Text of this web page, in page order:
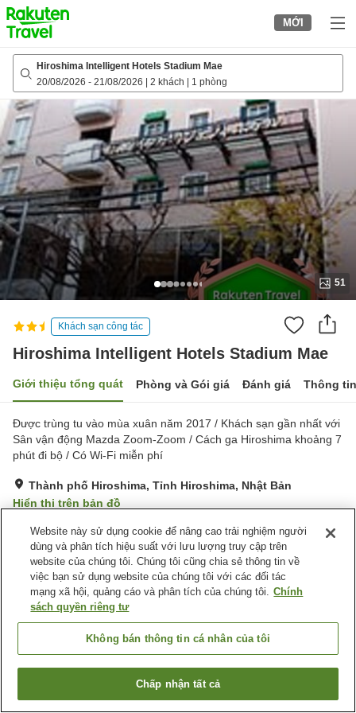
to
top
page
MỚI
Hiroshima Intelligent Hotels Stadium Mae
20/08/2026 - 21/08/2026 2 khách 1 phòng
51
Khách sạn công tác
Hiroshima Intelligent Hotels Stadium Mae
Giới thiệu tổng quát Phòng và Gói giá Đánh giá Thông
Được trùng tu vào mùa xuân năm 2017 / Khách sạn gần nhất với
Sân vận động Mazda Zoom-Zoom / Cách ga Hiroshima khoảng 7
phút đi bộ / Có Wi-Fi miễn phí
Thành phố Hiroshima, Tỉnh Hiroshima, Nhật Bản
Hiển thị trên bản đồ
Rất tốt Đánh giá:939 lượt
Tiện nghi chỗ nghỉ
Wi-Fi
Nhà hàng
Máy bán hàng tự động
Trang chủ Nhật Bản Tỉnh Hiroshima
Thành phố Hiroshima
Hiroshima Intelligent Hotels Stadium Mae
Tìm phòng trống
Website này sử dụng cookie để nâng cao trải nghiệm người
dùng và phân tích hiệu suất với lưu lượng truy cập trên
website của chúng tôi. Chúng tôi cũng chia sẻ thông tin về
việc bạn sử dụng website của chúng tôi với các đối tác
mạng xã hội, quảng cáo và phân tích của chúng tôi. Chính
sách quyền riêng tư
Không bán thông tin cá nhân của tôi
Chấp nhận tất cả